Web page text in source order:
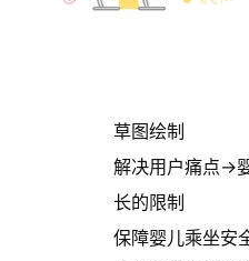
草图绘制
解决用户痛点→
长的限制
保障婴儿乘坐安